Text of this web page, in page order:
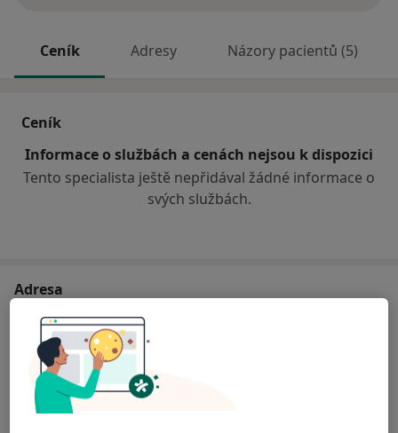
Ceník Adresy Názory pacientů (5)
Ceník
Informace o službách a cenách nejsou k dispozici
Tento specialista ještě nepřidával žádné informace o
svých službách.
Adresa
Praktický lékař stomatolog
Selské náměstí 39,